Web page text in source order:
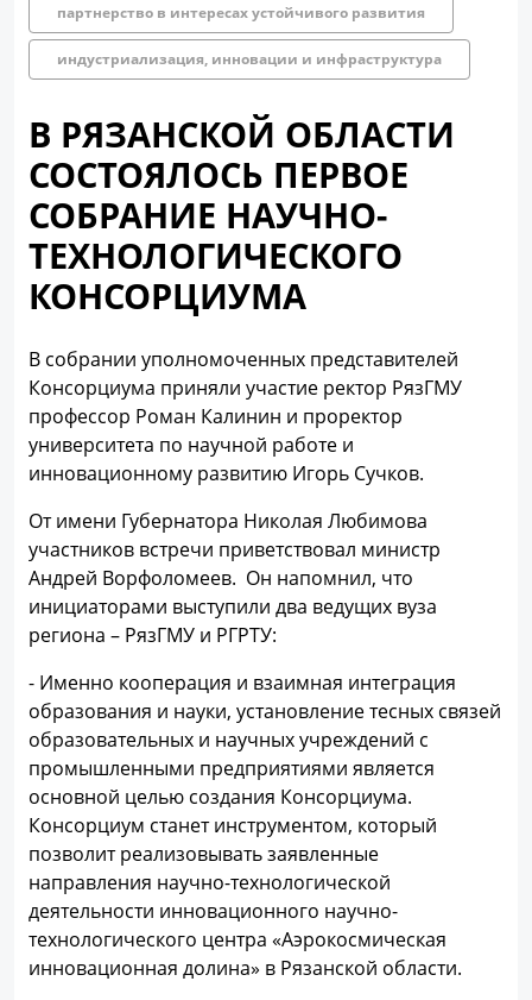
партнерство в интересах устойчивого развития
индустриализация, инновации и инфраструктура
В РЯЗАНСКОЙ ОБЛАСТИ
СОСТОЯЛОСЬ ПЕРВОЕ
СОБРАНИЕ НАУЧНО-
ТЕХНОЛОГИЧЕСКОГО
КОНСОРЦИУМА
В собрании уполномоченных представителей
Консорциума приняли участие ректор РязГМУ
профессор Роман Калинин и проректор
университета по научной работе и
инновационному развитию Игорь Сучков.
От имени Губернатора Николая Любимова
участников встречи приветствовал министр
Андрей Ворфоломеев. Он напомнил, что
инициаторами выступили два ведущих вуза
региона – РязГМУ и РГРТУ:
- Именно кооперация и взаимная интеграция
образования и науки, установление тесных связей
образовательных и научных учреждений с
промышленными предприятиями является
основной целью создания Консорциума.
Консорциум станет инструментом, который
позволит реализовывать заявленные
направления научно-технологической
деятельности инновационного научно-
технологического центра «Аэрокосмическая
инновационная долина» в Рязанской области.